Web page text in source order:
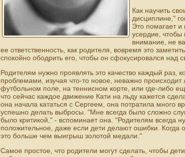
Как научить
дисциплине,"
Это помагает
усердие, чтобы
внимание, не
ее ответственность, как родителя, вовремя это
спокойно ободрить его, чтобы он сфокусировался
Родителям нужно проявлять это качество каждый раз,
проблемами, изучая что-то новое, неважно происходит
футбольном поле, на теннисном корте, или где-либо
что сейчас каждое движение Кати на льду кажется
она начала кататься с Сергеем, она потратила много
успешно делать выбросы. "Мне всегда было сложно
было критикой," - вспоминает она. "Родителям всегда
положительное, даже если дети делают ошибки. Когда
это больше чем выигрыш золотой медали."
Самое простое, что родители могут сделать, чтобы